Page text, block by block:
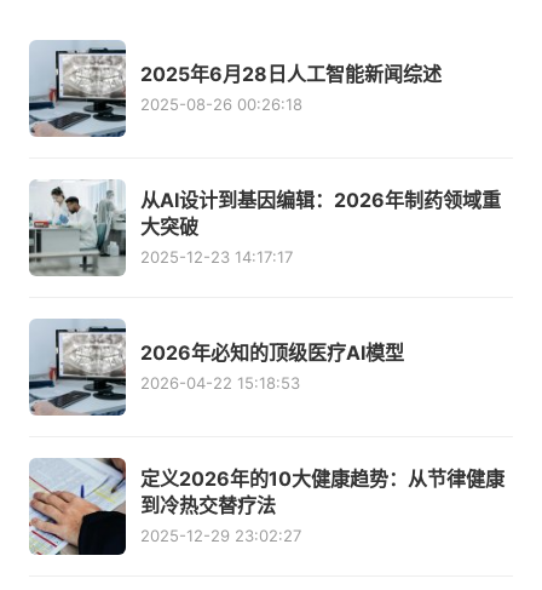
2025年6月28日人工智能新闻综述
2025-08-26 00:26:18
从AI设计到基因编辑：2026年制药领域重
大突破
2025-12-23 14:17:17
2026年必知的顶级医疗AI模型
2026-04-22 15:18:53
定义2026年的10大健康趋势：从节律健康
到冷热交替疗法
2025-12-29 23:02:27